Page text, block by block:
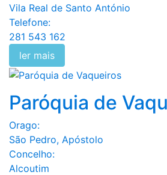
Vila Real de Santo António
Telefone:
281 543 162
ler mais
Paróquia de
Orago:
São Pedro, Apóstolo
Concelho:
Alcoutim